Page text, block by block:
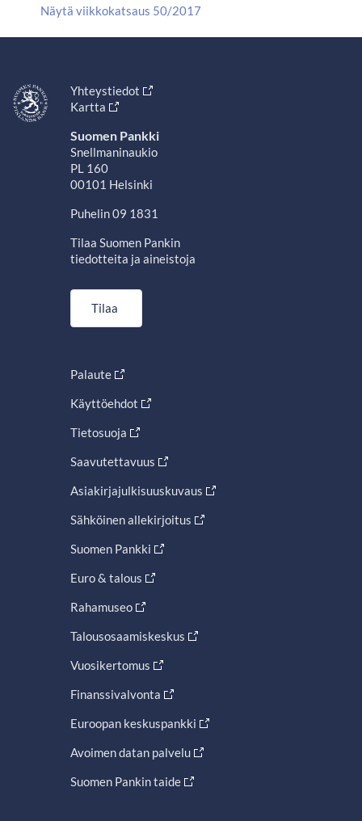
Näytä viikkokatsaus 50/2017
Yhteystiedot
Kartta
Suomen Pankki
Snellmaninaukio
PL 160
00101 Helsinki
Puhelin 09 1831
Tilaa Suomen Pankin
tiedotteita ja aineistoja
Tilaa
Palaute
Käyttöehdot
Tietosuoja
Saavutettavuus
Asiakirjajulkisuuskuvaus
Sähköinen allekirjoitus
Suomen Pankki
Euro & talous
Rahamuseo
Talousosaamiskeskus
Vuosikertomus
Finanssivalvonta
Euroopan keskuspankki
Avoimen datan palvelu
Suomen Pankin taide